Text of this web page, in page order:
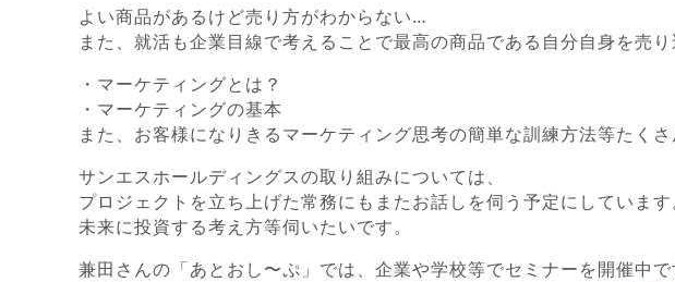
よい商品があるけど売り方がわからない…
また、就活も企業目線で考えることで最高の商品である自分自身を売
・マーケティングとは？
・マーケティングの基本
また、お客様になりきるマーケティング思考の簡単な訓練方法等たく
サンエスホールディングスの取り組みについては、
プロジェクトを立ち上げた常務にもまたお話しを伺う予定にしています
未来に投資する考え方等伺いたいです。
兼田さんの「あとおし〜ぷ」では、企業や学校等でセミナーを開催中で